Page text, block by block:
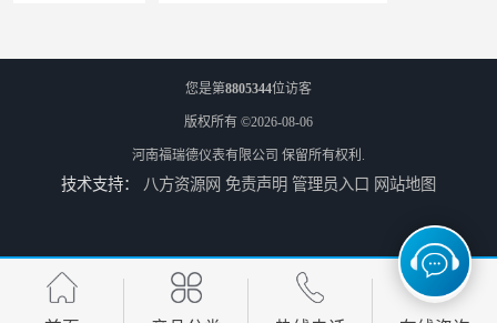
云南高加智能锅炉汽包液位计 窑头窑尾液位计 性能稳定 甘肃高温高压型液位变送器 川仪液位计
您是第8805344位访客
版权所有 ©2026-08-06
河南福瑞德仪表有限公司 保留所有权利.
技术支持： 八方资源网 免责声明 管理员入口 网站地图